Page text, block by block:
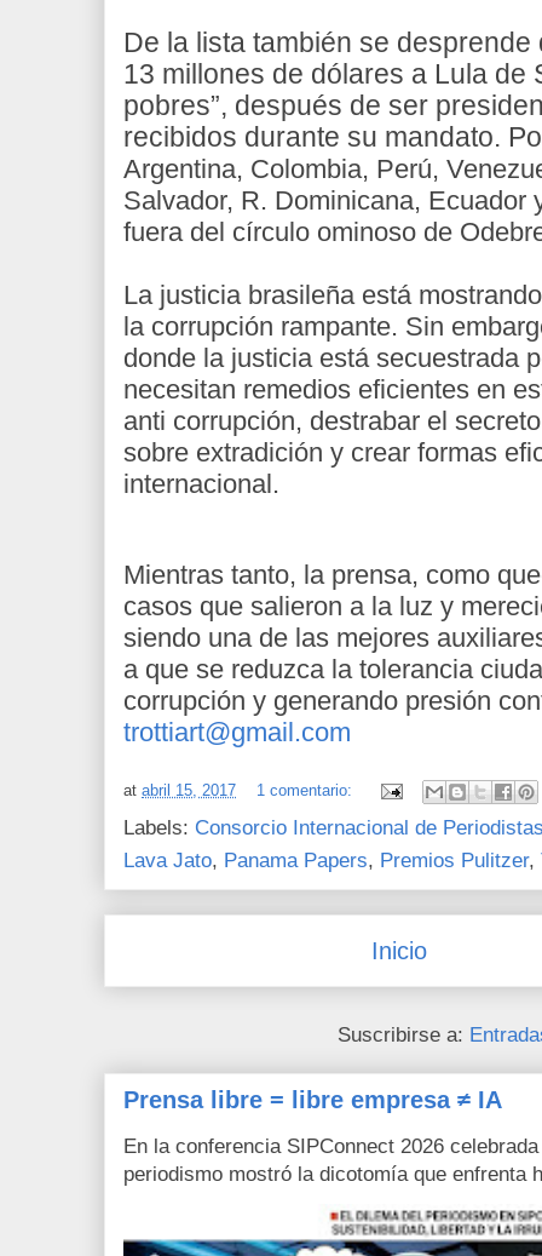
De la lista también se
13 millones de dólares a Lula de
pobres”, después de ser
recibidos durante su mandato.
Argentina, Colombia, Perú,
Salvador, R. Dominicana, Ecuador
fuera del círculo ominoso de
La justicia brasileña está
la corrupción rampante. Sin
donde la justicia está secuestrada
necesitan remedios eficientes en
anti corrupción, destrabar el
sobre extradición y crear formas
internacional.
Mientras tanto, la prensa, como
casos que salieron a la luz y
siendo una de las mejores
a que se reduzca la tolerancia
corrupción y generando presión
trottiart@gmail.com
at abril 15, 2017 1 comentario:
Labels: Consorcio Internacional de
Lava Jato, Panama Papers, Premios Pulitzer,
Inicio
Suscribirse a:
Prensa libre = libre empresa ≠ IA
En la conferencia SIPConnect 2026
periodismo mostró la dicotomía que enfrenta